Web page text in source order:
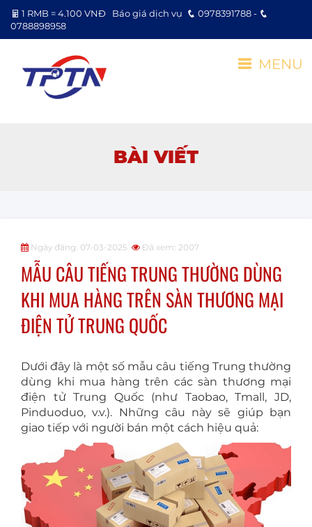
1 RMB = 4.100 VNĐ Báo giá dịch vụ
0978391788 -
0788898958
BÀI VIẾT
Ngày đăng: 07-03-2025 Đã xem: 2007
MẪU CÂU TIẾNG TRUNG THƯỜNG DÙNG
KHI MUA HÀNG TRÊN SÀN THƯƠNG MẠI
ĐIỆN TỬ TRUNG QUỐC
Dưới đây là một số mẫu câu tiếng Trung thường
dùng khi mua hàng trên các sàn thương mại
điện tử Trung Quốc (như Taobao, Tmall, JD,
Pinduoduo, v.v.). Những câu này sẽ giúp bạn
giao tiếp với người bán một cách hiệu quả:
MENU